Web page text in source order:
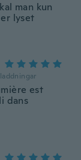
man kun
lyset
est
dans